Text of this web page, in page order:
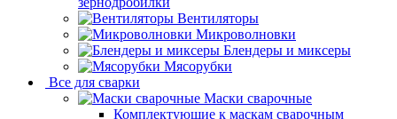
Вентиляторы
Микроволновки
Блендеры и миксеры
Мясорубки
Все для сварки
Маски сварочные
Комплектующие к маскам сварочным